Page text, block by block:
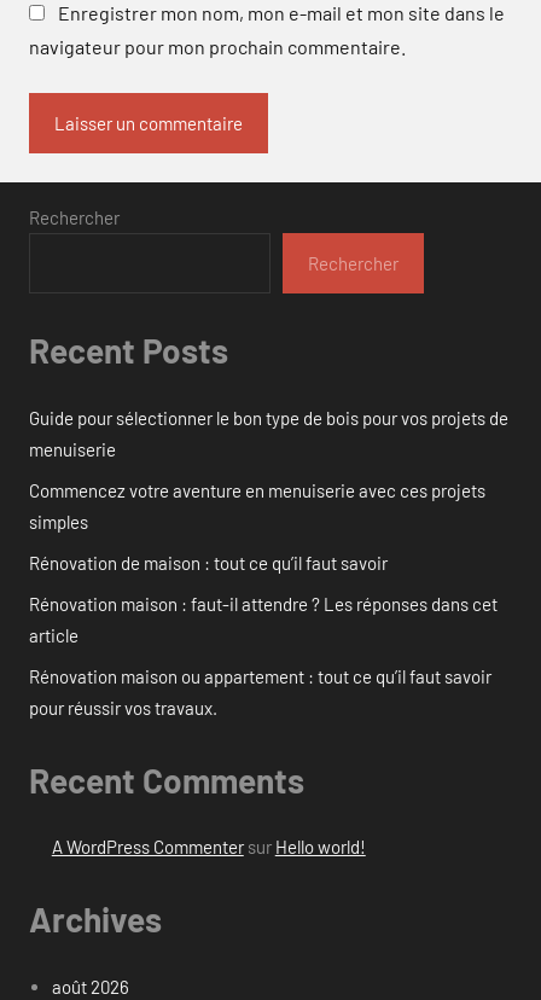
Enregistrer mon nom, mon e-mail et mon site dans le
navigateur pour mon prochain commentaire.
Rechercher
Rechercher
Recent Posts
Guide pour sélectionner le bon type de bois pour vos projets de
menuiserie
Commencez votre aventure en menuiserie avec ces projets
simples
Rénovation de maison : tout ce qu’il faut savoir
Rénovation maison : faut-il attendre ? Les réponses dans cet
article
Rénovation maison ou appartement : tout ce qu’il faut savoir
pour réussir vos travaux.
Recent Comments
A WordPress Commentersur Hello world!
Archives
août 2026